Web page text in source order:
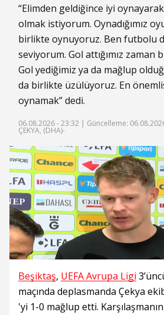
“Elimden geldiğince iyi oynayarak
olmak istiyorum. Oynadığımız
birlikte oynuyoruz. Ben futbolu
seviyorum. Gol attığımız
Gol yediğimiz ya da mağlup
da birlikte üzülüyoruz. En
oynamak” dedi.
06.08.2026 - 23:32 | Güncelleme:
ÇEKYA, (DHA)-
Beşiktaş, UEFA Avrupa Ligi
maçında deplasmanda Çekya
'yi 1-0 mağlup etti.